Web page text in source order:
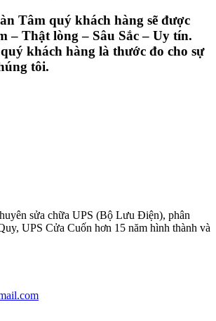
Tâm quý khách hàng sẽ được
– Thật lòng – Sâu Sắc – Uy tín.
khách hàng là thước đo cho sự
tôi.
sửa chữa UPS (Bộ Lưu Điện), phân
UPS Cửa Cuốn hơn 15 năm hình thành và